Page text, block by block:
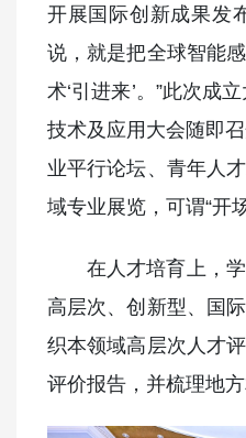
开展国际创新成果发
说，就是把全球智能
术‘引进来’。”此次成
技术及应用大会随即
业平行论坛、青年人
域专业展览，可谓“开
在人才培育上，
高层次、创新型、国
织本领域高层次人才
评价报告，并梳理地